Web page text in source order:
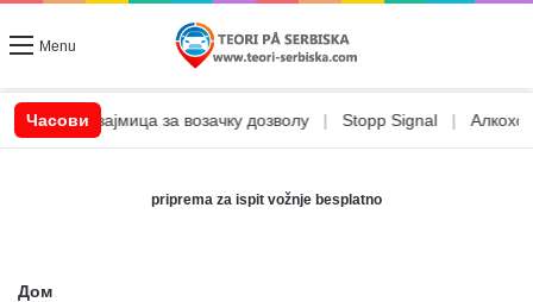
Menu
Часови
CSN позајмица за возачку дозволу | Stopp Signal Алкохол
priprema za ispit vožnje besplatno
Дом